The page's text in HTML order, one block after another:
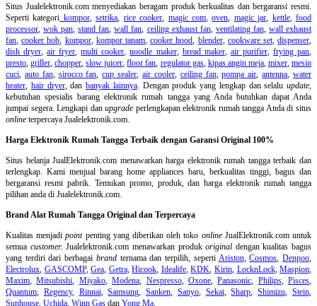
Situs Jualelektronik.com menyediakan beragam produk berkualitas dan bergaransi resmi.
Seperti kategori kompor,setrika, rice cooker, magic com,oven, magic jar, kettle,food
processor,wok pan,stand fan,wall fan, ceiling exhaust fan, ventilating fan, wall exhaust
fan,cooker hob, kompor, kompor tanam,cooker hood, blender, cookware set,dispenser,
dish dryer,air fryer,multi cooker,noodle maker, bread maker, air purifier, frying pan,
presto,griller,chopper,slow juicer,floor fan, regulator gas, kipas angin meja, mixer,mesin
cuci, auto fan, sirocco fan,cup sealer,air cooler, ceiling fan,pompa air,antenna,water
heater, hair dryer, dan banyak lainnya. Dengan produk yang lengkap dan selalu update,
kebutuhan spesialis barang elektronik rumah tangga yang Anda butuhkan dapat Anda
jumpai segera. Lengkapi danupgrade perlengkapan elektronik rumah tangga Anda di situs
online terpercaya Jualelektronik.com.
Harga Elektronik Rumah Tangga Terbaik dengan Garansi Original 100%
Situs belanjaJualElektronik.com menawarkan harga elektronik rumah tangga terbaik dan
terlengkap. Kami menjual barang home appliances baru, berkualitas tinggi, bagus dan
bergaransi resmi pabrik. Temukan promo, produk, dan harga elektronik rumah tangga
pilihan anda di Jualelektronik.com.
Brand Alat Rumah Tangga Original dan Terpercaya
Kualitas menjadipointpenting yang diberikan oleh toko onlineJualElektronik.com untuk
semua customer. Jualelektronik.com menawarkan produkoriginal dengan kualitas bagus
yang terdiri dari berbagai brandternama dan terpilih, seperti Ariston,Cosmos,Denpoo,
Electrolux, GASCOMP,Gea, Getra,Hicook, Idealife,KDK, Kirin, LocknLock,Maspion,
Maxim,Mitsubishi, Miyako,Modena, Nespresso, Oxone,Panasonic, Philips, Pisces,
Quantum, Regency, Rinnai,Samsung,Sanken, Sanyo, Sekai,Sharp,Shimizu,Stein,
Sunhouse, Uchida, Winn Gas dan Yong Ma.